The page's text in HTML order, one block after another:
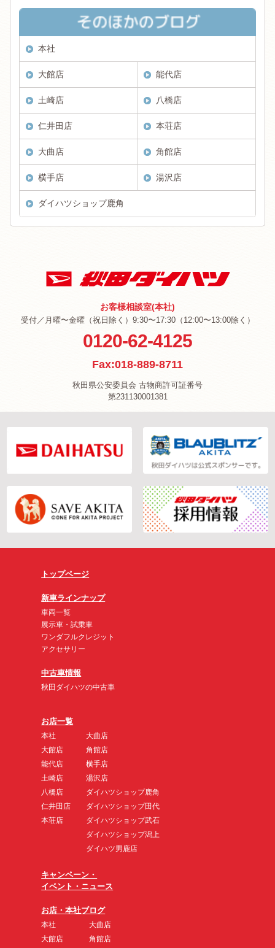
本社
大館店 能代店
土崎店 八橋店
仁井田店 本荘店
大曲店 角館店
横手店 湯沢店
ダイハツショップ鹿角
お客様相談室(本社)
受付／月曜〜金曜（祝日除く）9:30〜17:30（12:00〜13:00除く）
0120-62-4125
Fax:018-889-8711
秋田県公安委員会 古物商許可証番号
第231130001381
トップページ
新車ラインナップ
車両一覧
展示車・試乗車
ワンダフルクレジット
アクセサリー
中古車情報
秋田ダイハツの中古車
お店一覧
本社
大館店
能代店
土崎店
八橋店
仁井田店
本荘店
大曲店
角館店
横手店
湯沢店
ダイハツショップ鹿角
ダイハツショップ田代
ダイハツショップ武石
ダイハツショップ潟上
ダイハツ男鹿店
キャンペーン・
イベント・ニュース
お店・本社ブログ
本社
大館店
大曲店
角館店